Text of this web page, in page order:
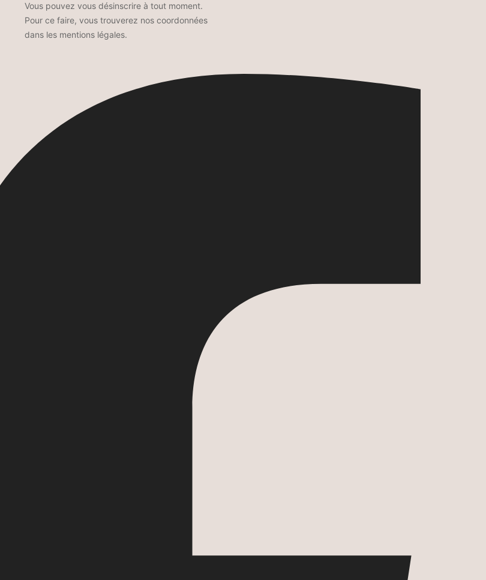
Vous pouvez vous désinscrire à tout moment.
Pour ce faire, vous trouverez nos coordonnées
dans les mentions légales.